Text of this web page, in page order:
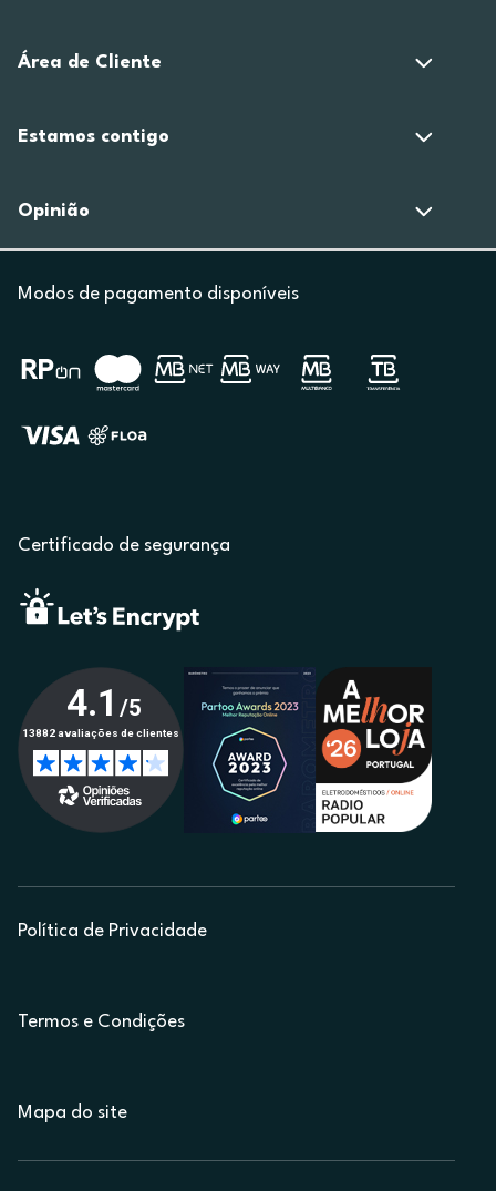
Área de Cliente
Estamos contigo
Opinião
Modos de pagamento disponíveis
Certificado de segurança
Política de Privacidade
Termos e Condições
Mapa do site